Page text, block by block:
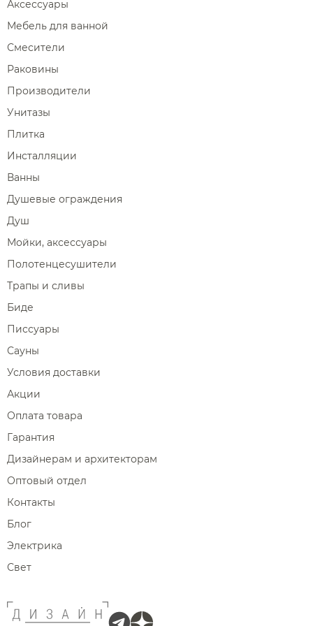
Аксессуары
Мебель для ванной
Смесители
Раковины
Производители
Унитазы
Плитка
Инсталляции
Ванны
Душевые ограждения
Душ
Мойки, аксессуары
Полотенцесушители
Трапы и сливы
Биде
Писсуары
Сауны
Условия доставки
Акции
Оплата товара
Гарантия
Дизайнерам и архитекторам
Оптовый отдел
Контакты
Блог
Электрика
Свет